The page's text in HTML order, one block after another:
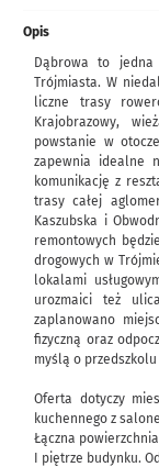
Opis
Dąbrowa to jedna
Trójmiasta. W
liczne trasy
Krajobrazowy,
powstanie w
zapewnia idealne
komunikację z
trasy całej
Kaszubska i
remontowych
drogowych w
lokalami
urozmaici też
zaplanowano
fizyczną oraz
myślą o
Oferta dotyczy
kuchennego z
Łączna
I piętrze budynku.